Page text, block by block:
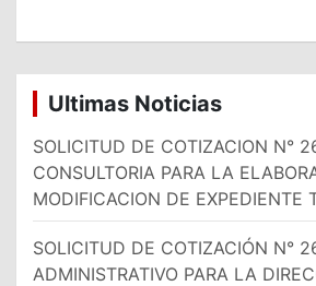
Ultimas Noticias
SOLICITUD DE COTIZACION N°
CONSULTORIA PARA LA
MODIFICACION DE EXPEDIENTE
SOLICITUD DE COTIZACIÓN N°
ADMINISTRATIVO PARA LA